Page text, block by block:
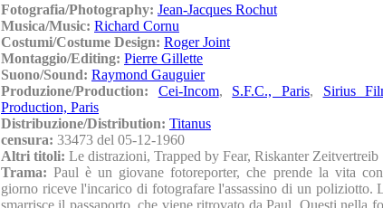
Fotografia/Photography: Jean-Jacques Rochut
Musica/Music: Richard Cornu
Costumi/Costume Design: Roger Joint
Montaggio/Editing: Pierre Gillette
Suono/Sound: Raymond Gauguier
Produzione/Production: Cei-Incom, S.F.C., Paris, Sirius
Production, Paris
Distribuzione/Distribution: Titanus
censura: 33473 del 05-12-1960
Altri titoli: Le distrazioni, Trapped by Fear, Riskanter Zeitvertreib
Trama:Paul è un giovane fotoreporter, che prende la vita
giorno riceve l'incarico di fotografare l'assassino di un poliziotto.
smarrisce il passaporto, che viene ritrovato da Paul. Questi nella